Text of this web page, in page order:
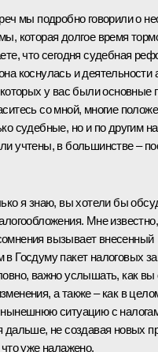
мы подробно говорили о
которая долгое время
что сегодня судебная
коснулась и деятельности
у вас были основные
со мной, многие
судебные, но и по другим
учтены, в большинстве –
я знаю, вы хотели бы
Мне
вызывает внесенный
Госдуму пакет налоговых
важно услышать, как вы
а также – как в
нынешнюю ситуацию с
дальше, не создавая новых
уже налажено.